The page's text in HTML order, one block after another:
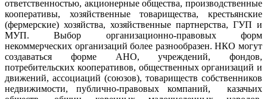
ответственностью, акционерные общества, производственные
кооперативы, хозяйственные товарищества, крестьянские
(фермерские) хозяйства, хозяйственные партнерства, ГУП и
МУП. Выбор организационно-правовых форм
некоммерческих организаций более разнообразен. НКО могут
создаваться форме АНО, учреждений, фондов,
потребительских кооперативов, общественных организаций и
движений, ассоциаций (союзов), товариществ собственников
недвижимости, публично-правовых компаний, казачьих